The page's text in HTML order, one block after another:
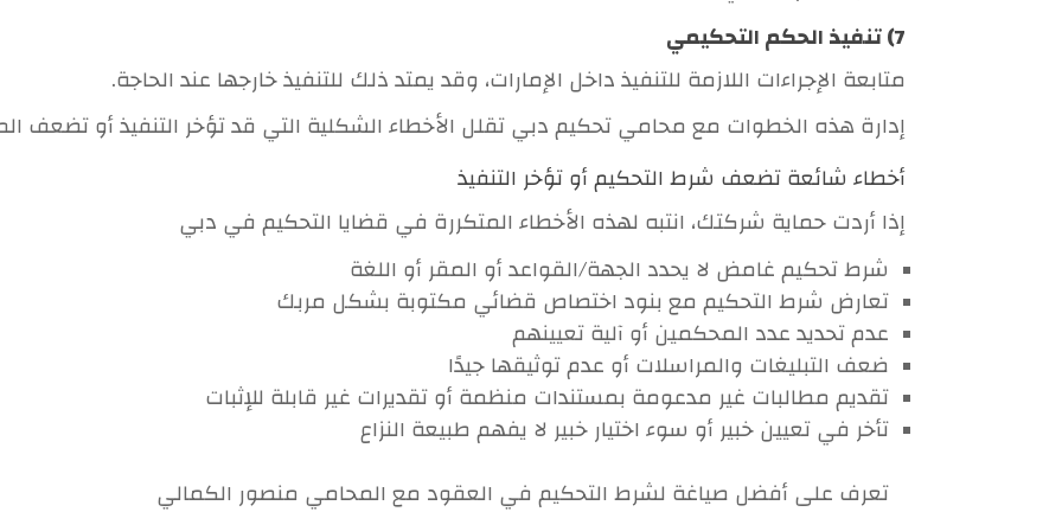
7) تنفيذ الحكم التحكيمي
متابعة الإجراءات اللازمة للتنفيذ داخل الإمارات، وقد يمتد ذلك للتنفيذ خارجها عند الحاجة.
إدارة هذه الخطوات مع محامي تحكيم دبي تقلل الأخطاء الشكلية التي قد تؤخر التنفيذ أو تضعف
أخطاء شائعة تضعف شرط التحكيم أو تؤخر التنفيذ
إذا أردت حماية شركتك، انتبه لهذه الأخطاء المتكررة في قضايا التحكيم في دبي
شرط تحكيم غامض لا يحدد الجهة/القواعد أو المقر أو اللغة
تعارض شرط التحكيم مع بنود اختصاص قضائي مكتوبة بشكل مربك
عدم تحديد عدد المحكمين أو آلية تعيينهم
ضعف التبليغات والمراسلات أو عدم توثيقها جيدًا
تقديم مطالبات غير مدعومة بمستندات منظمة أو تقديرات غير قابلة للإثبات
تأخر في تعيين خبير أو سوء اختيار خبير لا يفهم طبيعة النزاع
تعرف على أفضل صياغة لشرط التحكيم في العقود مع المحامي منصور الكمالي